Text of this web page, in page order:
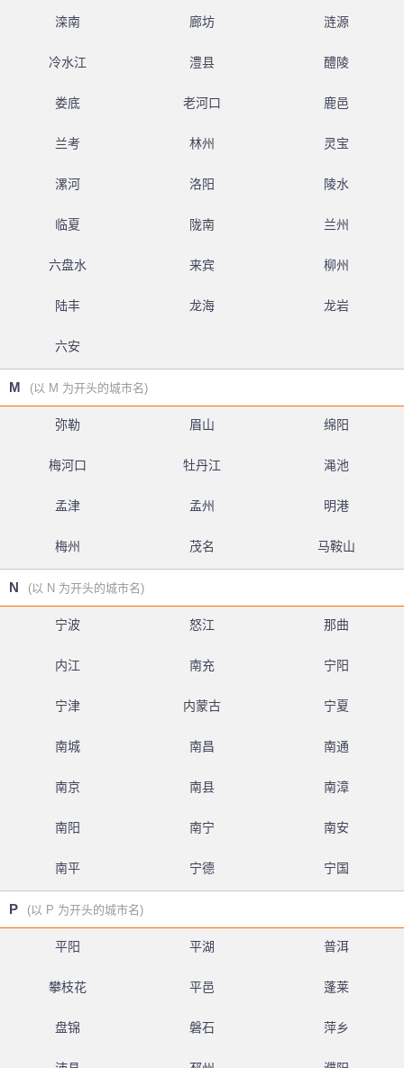
滦南 廊坊 涟源
冷水江 澧县 醴陵
娄底 老河口 鹿邑
兰考 林州 灵宝
漯河 洛阳 陵水
临夏 陇南 兰州
六盘水 来宾 柳州
陆丰 龙海 龙岩
六安
M (以 M 为开头的城市名)
弥勒 眉山 绵阳
梅河口 牡丹江 渑池
孟津 孟州 明港
梅州 茂名 马鞍山
N (以 N 为开头的城市名)
宁波 怒江 那曲
内江 南充 宁阳
宁津 内蒙古 宁夏
南城 南昌 南通
南京 南县 南漳
南阳 南宁 南安
南平 宁德 宁国
P (以 P 为开头的城市名)
平阳 平湖 普洱
攀枝花 平邑 蓬莱
盘锦 磐石 萍乡